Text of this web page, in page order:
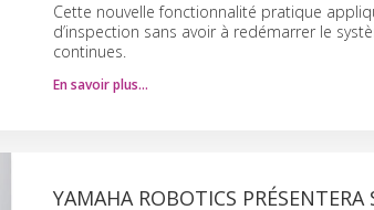
Cette nouvelle fonctionnalité pratique
d’inspection sans avoir à redémarrer le
continues.
En savoir plus…
YAMAHA ROBOTICS